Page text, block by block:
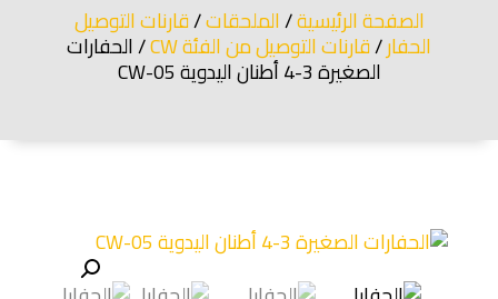
الصفحة الرئيسية/الملحقات/قارنات التوصيل
الحفار/قارنات التوصيل من الفئة CW / الحفارات
الصغيرة 3-4 أطنان اليدوية CW-05